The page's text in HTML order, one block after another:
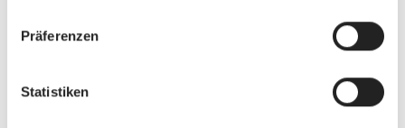
Präferenzen
Statistiken